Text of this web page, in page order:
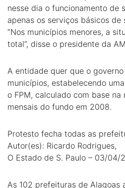
nesse dia o funcionamento de
apenas os serviços básicos de
“Nos municípios menores, a
total”, disse o presidente da
A entidade quer que o
municípios, estabelecendo
o FPM, calculado com base na
mensais do fundo em 2008.
Protesto fecha todas as
Autor(es): Ricardo Rodrigues,
O Estado de S. Paulo – 03/04/
As 102 prefeituras de Alagoas